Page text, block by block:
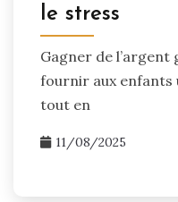
le stress
Gagner de
fournir aux enfants
tout en
11/08/2025